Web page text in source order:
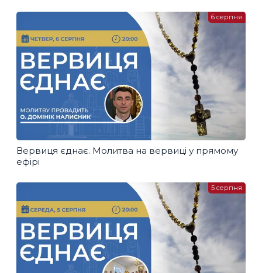
Вервиця єднає. Молитва на вервиці у прямому
ефірі
6 серпня
5 серпня